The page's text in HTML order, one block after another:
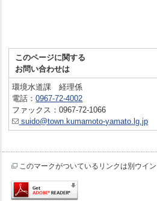
このページに関する
お問い合わせは
環境水道課 経理係
電話：0967-72-4002
ファックス：0967-72-1066
suido@town.kumamoto-yamato.lg.jp
このマークがついているリンクは別ウイ